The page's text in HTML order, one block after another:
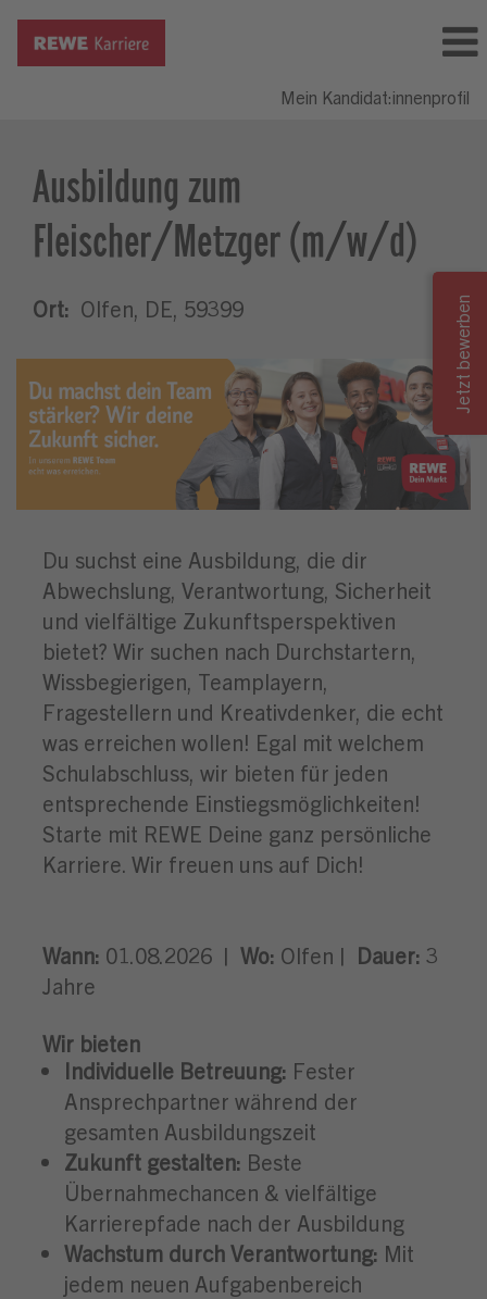
Mein Kandidat:innenprofil
Ausbildung zum
Fleischer/Metzger (m/w/d)
Ort: Olfen, DE, 59399
Du suchst eine Ausbildung, die dir
Abwechslung, Verantwortung, Sicherheit
und vielfältige Zukunftsperspektiven
bietet? Wir suchen nach Durchstartern,
Wissbegierigen, Teamplayern,
Fragestellern und Kreativdenker, die echt
was erreichen wollen! Egal mit welchem
Schulabschluss, wir bieten für jeden
entsprechende Einstiegsmöglichkeiten!
Starte mit REWE Deine ganz persönliche
Karriere. Wir freuen uns auf Dich!
Wann: 01.08.2026 | Wo: Olfen | Dauer: 3
Jahre
Wir bieten
Individuelle Betreuung: Fester
Ansprechpartner während der
gesamten Ausbildungszeit
Zukunft gestalten: Beste
Übernahmechancen & vielfältige
Karrierepfade nach der Ausbildung
Wachstum durch Verantwortung: Mit
jedem neuen Aufgabenbereich